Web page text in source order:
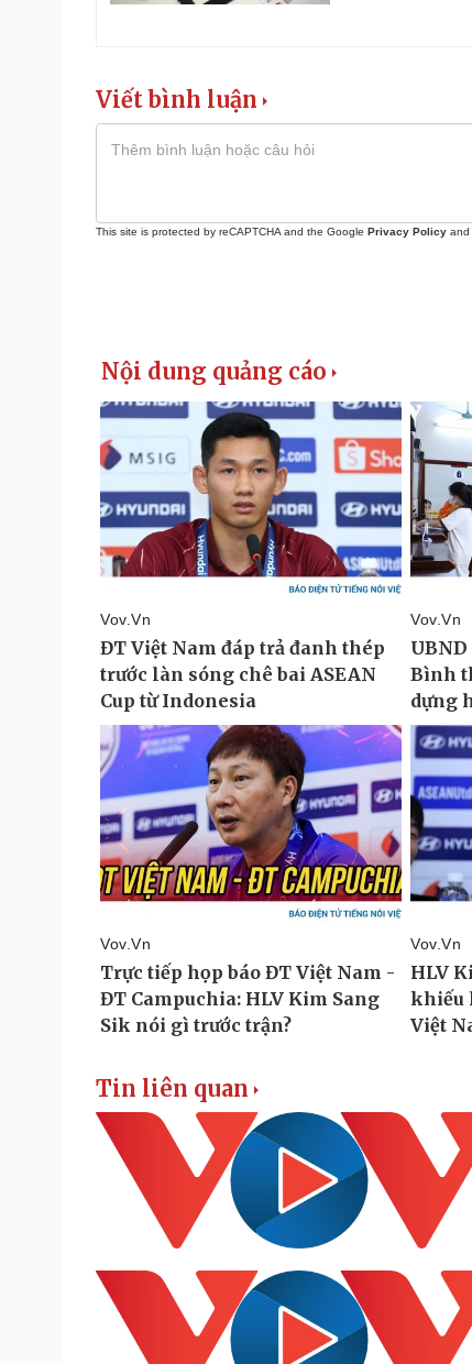
Viết bình luận
This site is protected by reCAPTCHA and the Google Privacy Policy and
Tin liên quan